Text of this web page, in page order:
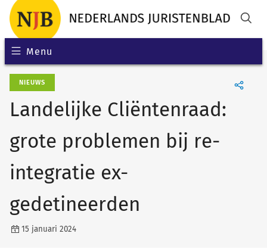
Menu
NIEUWS
Landelijke Cliëntenraad:
grote problemen bij re-
integratie ex-
gedetineerden
15 januari 2024